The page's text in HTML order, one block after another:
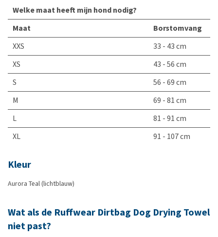
Welke maat heeft mijn hond nodig?
Maat
Borstomvang
XXS
33 - 43 cm
XS
43 - 56 cm
S
56 - 69 cm
M
69 - 81 cm
L
81 - 91 cm
XL
91 - 107 cm
Kleur
Aurora Teal (lichtblauw)
Wat als de Ruffwear Dirtbag Dog Drying Towel
niet past?